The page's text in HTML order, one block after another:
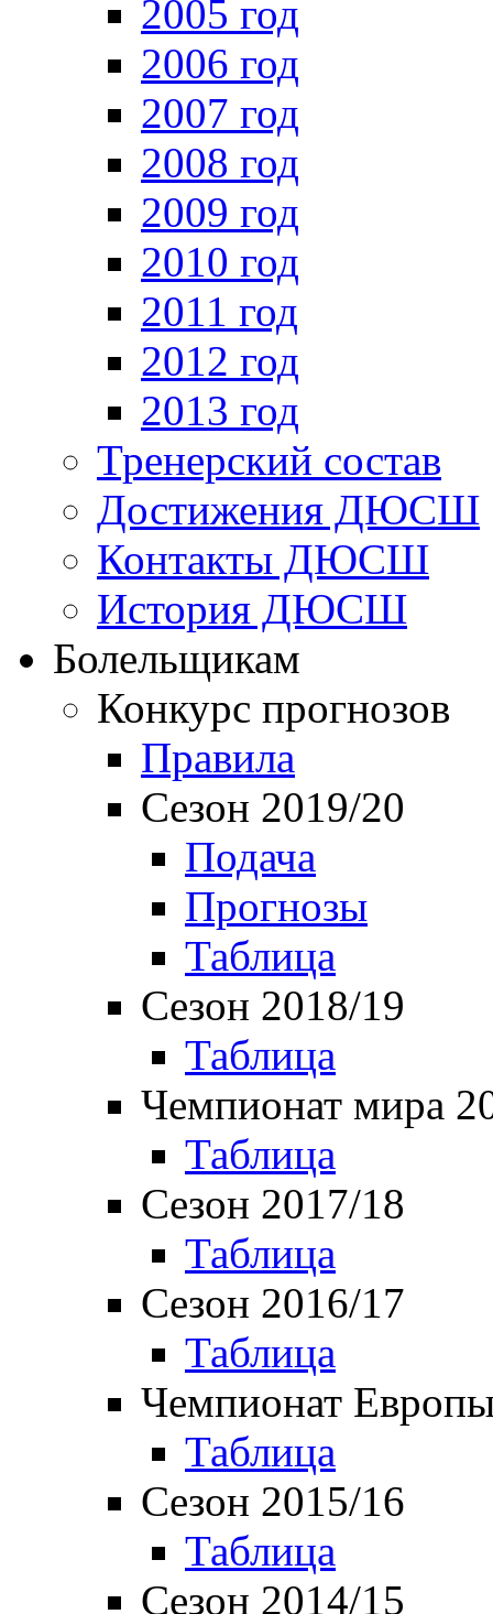
2005 год
2006 год
2007 год
2008 год
2009 год
2010 год
2011 год
2012 год
2013 год
Тренерский состав
Достижения ДЮСШ
Контакты ДЮСШ
История ДЮСШ
Болельщикам
Конкурс прогнозов
Правила
Сезон 2019/20
Подача
Прогнозы
Таблица
Сезон 2018/19
Таблица
Чемпионат мира
Таблица
Сезон 2017/18
Таблица
Сезон 2016/17
Таблица
Чемпионат
Таблица
Сезон 2015/16
Таблица
Сезон 2014/15